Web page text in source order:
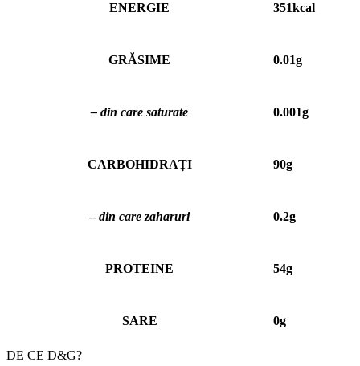
ENERGIE 351kcаl
GRĂSIME 0.01g
– din care saturate 0.001g
CARBOHIDRAȚI 90g
–din care zaharuri 0.2g
PROTEINE 54g
SARE 0g
DE CE D&G?